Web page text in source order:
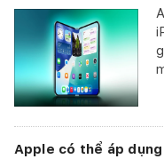
Apple có thể áp